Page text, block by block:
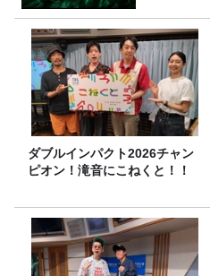
ダブルインパクト2026チャン
ピオン！滝音にこねくと！！